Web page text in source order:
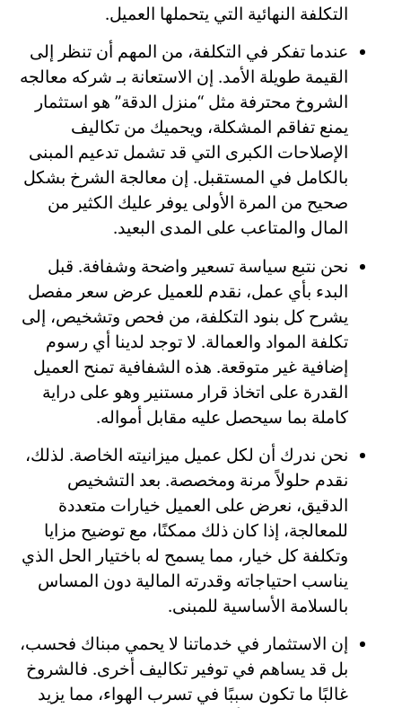
التكلفة النهائية التي يتحملها العميل.
عندما تفكر في التكلفة، من المهم أن تنظر إلى
القيمة طويلة الأمد. إن الاستعانة بـ شركه معالجه
الشروخ محترفة مثل “منزل الدقة” هو استثمار
يمنع تفاقم المشكلة، ويحميك من تكاليف
الإصلاحات الكبرى التي قد تشمل تدعيم المبنى
بالكامل في المستقبل. إن معالجة الشرخ بشكل
صحيح من المرة الأولى يوفر عليك الكثير من
المال والمتاعب على المدى البعيد.
نحن نتبع سياسة تسعير واضحة وشفافة. قبل
البدء بأي عمل، نقدم للعميل عرض سعر مفصل
يشرح كل بنود التكلفة، من فحص وتشخيص، إلى
تكلفة المواد والعمالة. لا توجد لدينا أي رسوم
إضافية غير متوقعة. هذه الشفافية تمنح العميل
القدرة على اتخاذ قرار مستنير وهو على دراية
كاملة بما سيحصل عليه مقابل أمواله.
نحن ندرك أن لكل عميل ميزانيته الخاصة. لذلك،
نقدم حلولاً مرنة ومخصصة. بعد التشخيص
الدقيق، نعرض على العميل خيارات متعددة
للمعالجة، إذا كان ذلك ممكنًا، مع توضيح مزايا
وتكلفة كل خيار، مما يسمح له باختيار الحل الذي
يناسب احتياجاته وقدرته المالية دون المساس
بالسلامة الأساسية للمبنى.
إن الاستثمار في خدماتنا لا يحمي مبناك فحسب،
بل قد يساهم في توفير تكاليف أخرى. فالشروخ
غالبًا ما تكون سببًا في تسرب الهواء، مما يزيد